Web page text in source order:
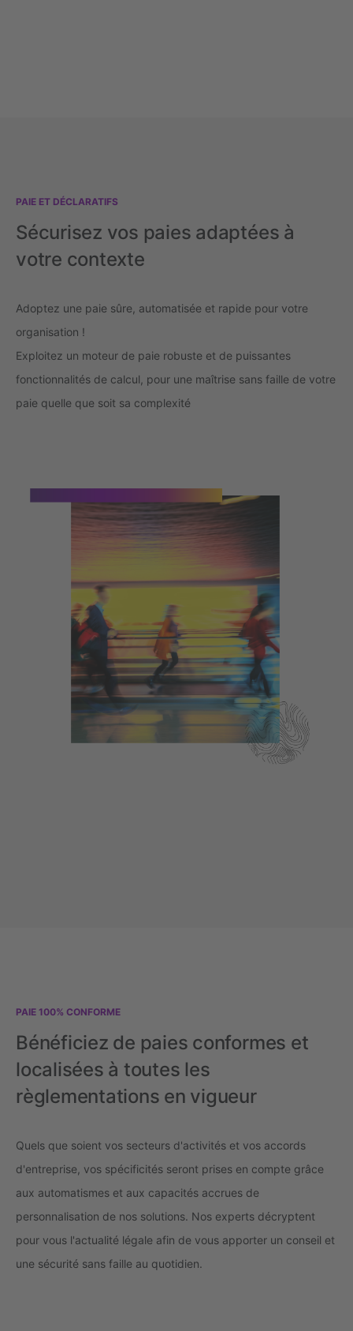
PAIE ET DÉCLARATIFS
Sécurisez vos paies adaptées à
votre contexte
Adoptez une paie sûre, automatisée et rapide pour votre
organisation !
Exploitez un moteur de paie robuste et de puissantes
fonctionnalités de calcul, pour une maîtrise sans faille de votre
paie quelle que soit sa complexité
PAIE 100% CONFORME
Bénéficiez de paies conformes et
localisées à toutes les
règlementations en vigueur
Quels que soient vos secteurs d'activités et vos accords
d'entreprise, vos spécificités seront prises en compte grâce
aux automatismes et aux capacités accrues de
personnalisation de nos solutions. Nos experts décryptent
pour vous l'actualité légale afin de vous apporter un conseil et
une sécurité sans faille au quotidien.